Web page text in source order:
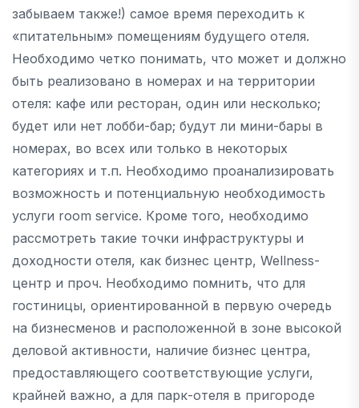
забываем также!) самое время переходить к
«питательным» помещениям будущего отеля.
Необходимо четко понимать, что может и должно
быть реализовано в номерах и на территории
отеля: кафе или ресторан, один или несколько;
будет или нет лобби-бар; будут ли мини-бары в
номерах, во всех или только в некоторых
категориях и т.п. Необходимо проанализировать
возможность и потенциальную необходимость
услуги room service. Кроме того, необходимо
рассмотреть такие точки инфраструктуры и
доходности отеля, как бизнес центр, Wellness-
центр и проч. Необходимо помнить, что для
гостиницы, ориентированной в первую очередь
на бизнесменов и расположенной в зоне высокой
деловой активности, наличие бизнес центра,
предоставляющего соответствующие услуги,
крайней важно, а для парк-отеля в пригороде